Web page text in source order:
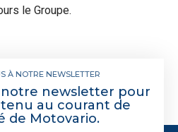
le Groupe.
À NOTRE NEWSLETTER
newsletter pour
au courant de
de Motovario.